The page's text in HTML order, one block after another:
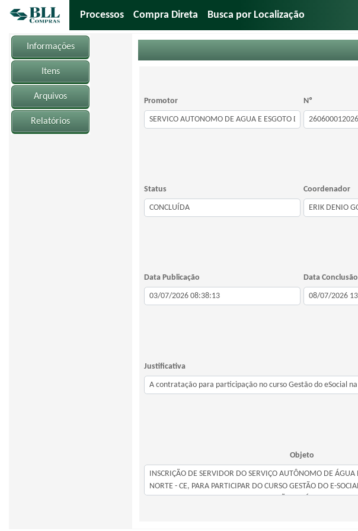
Processos Compra Direta Busca por Localização
Informações
Itens
Arquivos
Relatórios
Promotor Nº
Status Coordenador
Data Publicação Data Conclusão
Justificativa
Objeto